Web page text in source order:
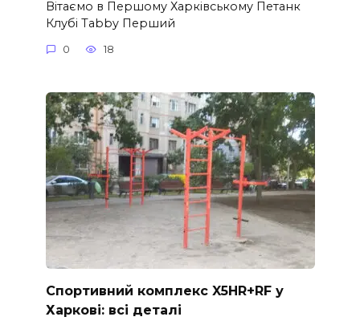
Вітаємо в Першому Харківському Петанк
Клубі Tabby Перший
0 18
Спортивний комплекс X5HR+RF у
Харкові: всі деталі